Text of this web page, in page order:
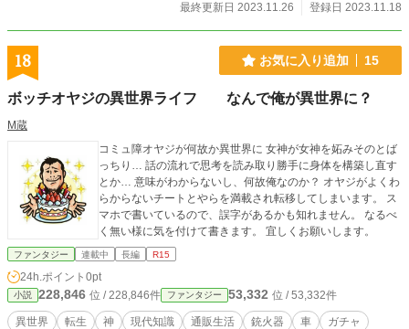
最終更新日 2023.11.26
登録日 2023.11.18
18 お気に入り追加 15
ボッチオヤジの異世界ライフ なんで俺が異世界に？
M蔵
コミュ障オヤジが何故か異世界に 女神が女神を妬みそのとば
っちり… 話の流れで思考を読み取り勝手に身体を構築し直す
とか… 意味がわからないし、何故俺なのか？ オヤジがよくわ
らからないチートとやらを満載され転移してしまいます。 ス
マホで書いているので、誤字があるかも知れません。 なるべ
く無い様に気を付けて書きます。 宜しくお願いします。
ファンタジー 連載中 長編 R15
24h.ポイント 0pt
小説 228,846 位 / 228,846件 ファンタジー 53,332 位 / 53,332件
異世界 転生 神 現代知識 通販生活 銃火器 車
ガチャ